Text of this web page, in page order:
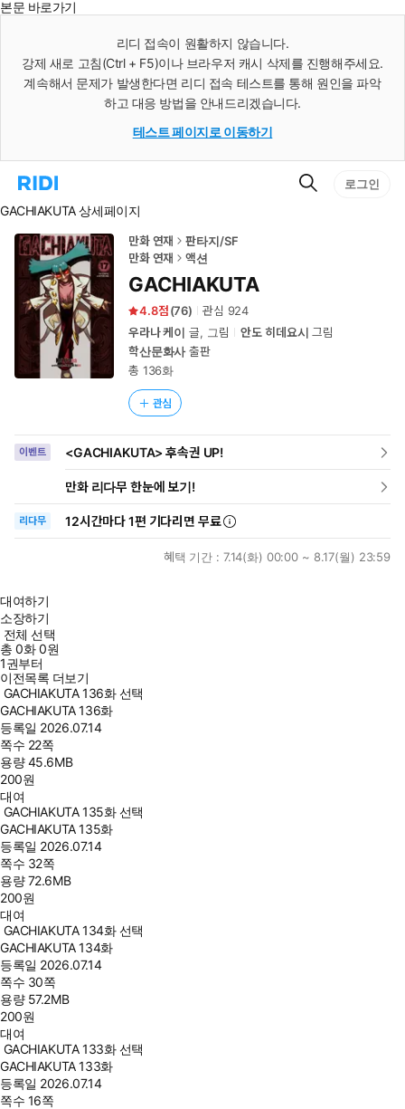
본문 바로가기
리디 접속이 원활하지 않습니다.
강제 새로 고침(Ctrl + F5)이나 브라우저 캐시 삭제를 진행해주세요.
계속해서 문제가 발생한다면 리디 접속 테스트를 통해 원인을 파악
하고 대응 방법을 안내드리겠습니다.
테스트 페이지로 이동하기
리
홈
로
이
검
로그인
GACHIAKUTA 상세페이지
만화 연재
판타지/SF
만화 연재
액션
GACHIAKUTA
4.8 (76) 관심 924
우라나 케이 글, 그림 안도 히데요시 그림
학산문화사출판
총 136화
관심
이벤트 <GACHIAKUTA> 후속권 UP!
만화 리다무 한눈에 보기!
리다무 12시간마다1편 기다리면 무료
혜택 기간 : 7.14(화) 00:00 ~ 8.17(월) 23:59
대여하기
소장하기
전체 선택
총0화0원
1권부터
이전목록 더보기
GACHIAKUTA 136화 선택
GACHIAKUTA 136화
등록일 2026.07.14
쪽수 22쪽
용량45.6MB
200원
대여
GACHIAKUTA 135화 선택
GACHIAKUTA 135화
등록일 2026.07.14
쪽수 32쪽
용량72.6MB
200원
대여
GACHIAKUTA 134화 선택
GACHIAKUTA 134화
등록일 2026.07.14
쪽수 30쪽
용량 57.2MB
200원
대여
GACHIAKUTA 133화 선택
GACHIAKUTA 133화
등록일 2026.07.14
쪽수 16쪽